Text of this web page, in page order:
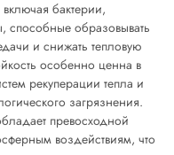
бактерии,
способные образовывать
и снижать тепловую
особенно ценна в
рекуперации тепла и
загрязнения.
превосходной
воздействиям, что